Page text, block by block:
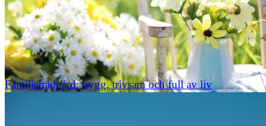
Familjeträdgård: trygg, trivsam och full av liv